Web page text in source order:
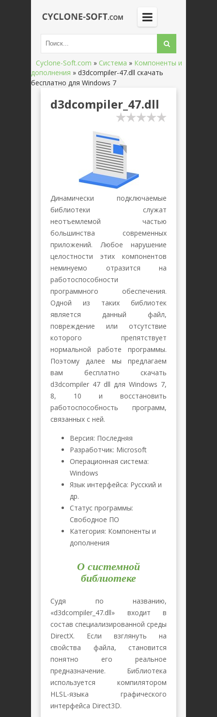
Cyclone-Soft.com » Система » Компоненты и
дополнения » d3dcompiler-47.dll скачать
бесплатно для Windows 7
d3dcompiler_47.dll
Динамически подключаемые
библиотеки служат
неотъемлемой частью
большинства современных
приложений. Любое нарушение
целостности этих компонентов
неминуемо отразится на
работоспособности
программного обеспечения.
Одной из таких библиотек
является данный файл,
повреждение или отсутствие
которого препятствует
нормальной работе программы.
Поэтому далее мы предлагаем
вам бесплатно скачать
d3dcompiler 47 dll для Windows 7,
8, 10 и восстановить
работоспособность программ,
связанных с ней.
Версия: Последняя
Разработчик: Microsoft
Операционная система:
Windows
Язык интерфейса: Русский и
др.
Статус программы:
Свободное ПО
Категория: Компоненты и
дополнения
О системной
библиотеке
Судя по названию,
«d3dcompiler_47.dll» входит в
состав специализированной среды
DirectX. Если взглянуть на
свойства файла, становится
понятно его реальное
предназначение. Библиотека
используется компилятором
HLSL-языка графического
интерфейса Direct3D.